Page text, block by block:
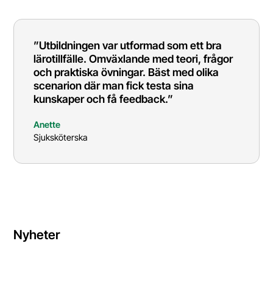
”Utbildningen var utformad som ett bra
lärotillfälle. Omväxlande med teori, frågor
och praktiska övningar. Bäst med olika
scenarion där man fick testa sina
kunskaper och få feedback.”
Anette
Sjuksköterska
Nyheter